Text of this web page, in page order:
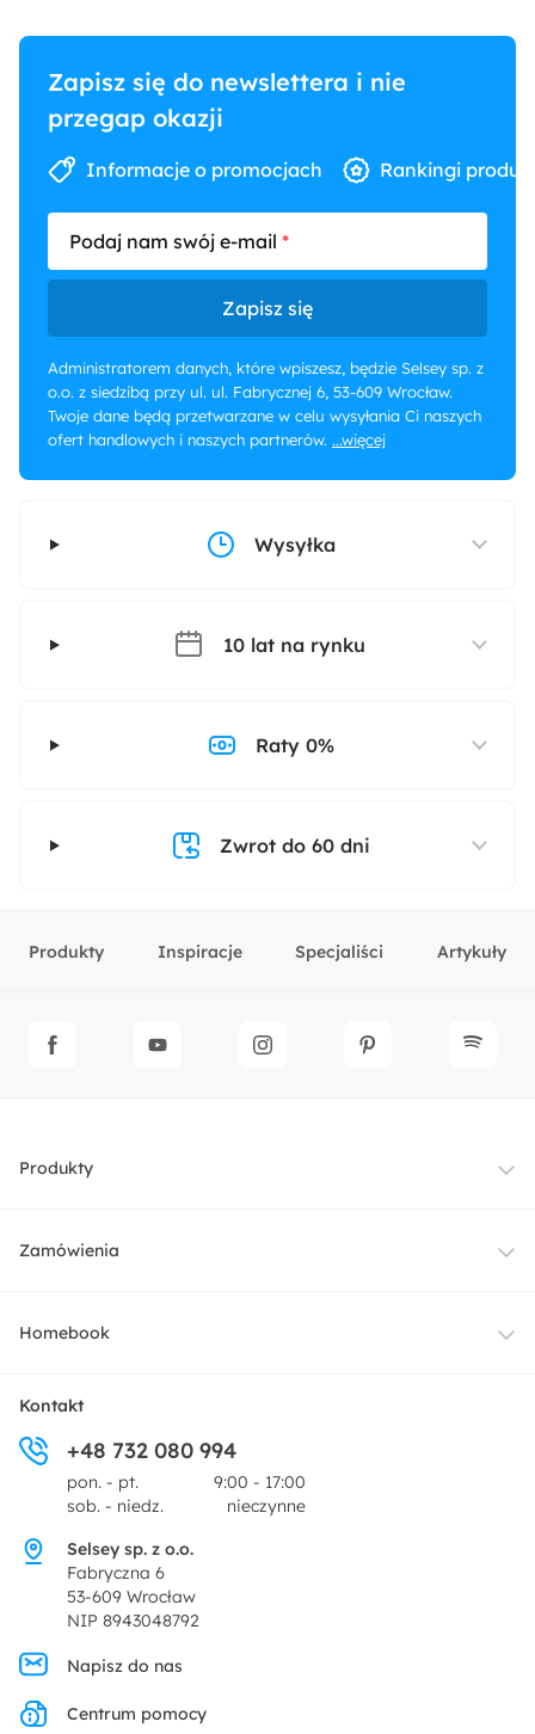
Zapisz się do newslettera i nie
przegap okazji
Informacje o promocjach Rankingi
Podaj nam swój e-mail
Zapisz się
Administratorem danych, które wpiszesz, będzie Selsey sp. z
o.o. z siedzibą przy ul. ul. Fabrycznej 6, 53-609 Wrocław.
Twoje dane będą przetwarzane w celu wysyłania Ci naszych
ofert handlowych i naszych partnerów. ...więcej
Wysyłka
10 lat na rynku
Raty 0%
Zwrot do 60 dni
Produkty Inspiracje Specjaliści Artykuły
Produkty
Meble
Dekoracje i akcesoria
Promocje
Zamówienia
Dostawa
Zwroty
Pytania i odpowiedzi
Homebook
O nas
Centrum prasowe
Regulamin
Polityka prywatności
Ustawienia prywatności
Kontakt
+48 732 080 994
pon. - pt.
9:00 - 17:00
sob. - niedz.
nieczynne
Selsey sp. z o.o.
Fabryczna 6
53-609 Wrocław
NIP 8943048792
Napisz do nas
Centrum pomocy